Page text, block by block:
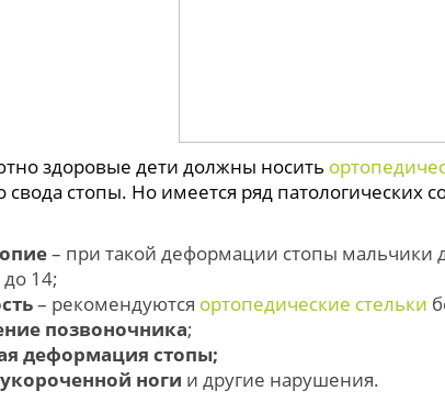
здоровые дети должны носить
свода стопы. Но имеется ряд патологических
– при такой деформации стопы мальчики
14;
– рекомендуются ортопедические стельки
позвоночника;
деформация стопы;
ноги и другие нарушения.